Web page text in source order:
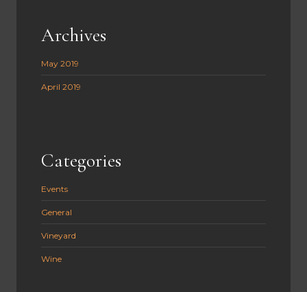
Archives
May 2019
April 2019
Categories
Events
General
Vineyard
Wine